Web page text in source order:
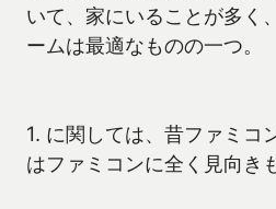
いて、家にいることが多く
ームは最適なものの一つ。
1. に関しては、昔ファミコ
はファミコンに全く見向き